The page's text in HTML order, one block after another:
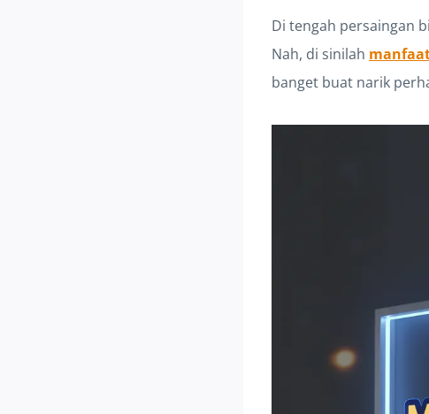
Di tengah persaingan
Nah, di sinilah
banget buat narik